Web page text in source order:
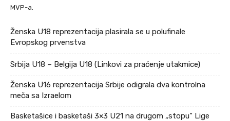
MVP-a.
Ženska U18 reprezentacija plasirala se u polufinale
Evropskog prvenstva
Srbija U18 – Belgija U18 (Linkovi za praćenje utakmice)
Ženska U16 reprezentacija Srbije odigrala dva kontrolna
meča sa Izraelom
Basketašice i basketaši 3×3 U21 na drugom „stopu“ Lige